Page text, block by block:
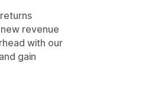
revenue
with our
gain